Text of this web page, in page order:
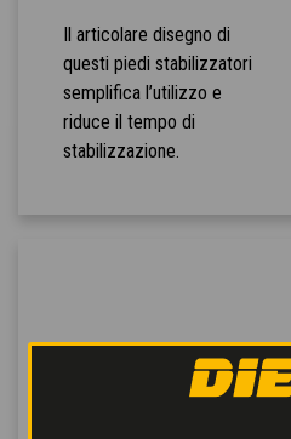
Il articolare disegno di
questi piedi stabilizzatori
semplifica l’utilizzo e
riduce il tempo di
stabilizzazione.